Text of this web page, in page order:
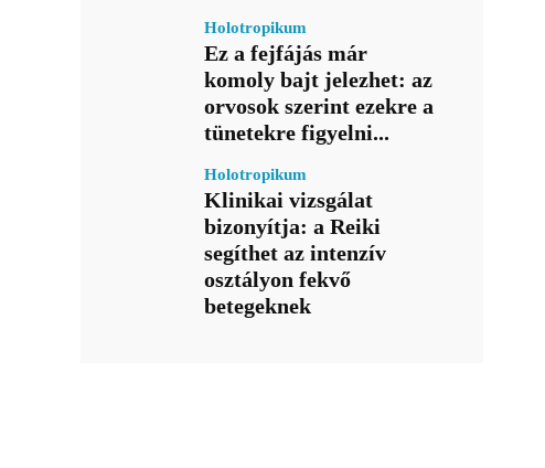
Holotropikum
Ez a fejfájás már
komoly bajt jelezhet: az
orvosok szerint ezekre a
tünetekre figyelni...
Holotropikum
Klinikai vizsgálat
bizonyítja: a Reiki
segíthet az intenzív
osztályon fekvő
betegeknek